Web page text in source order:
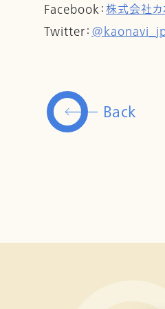
Facebook：株式会社カ
Twitter：
Back